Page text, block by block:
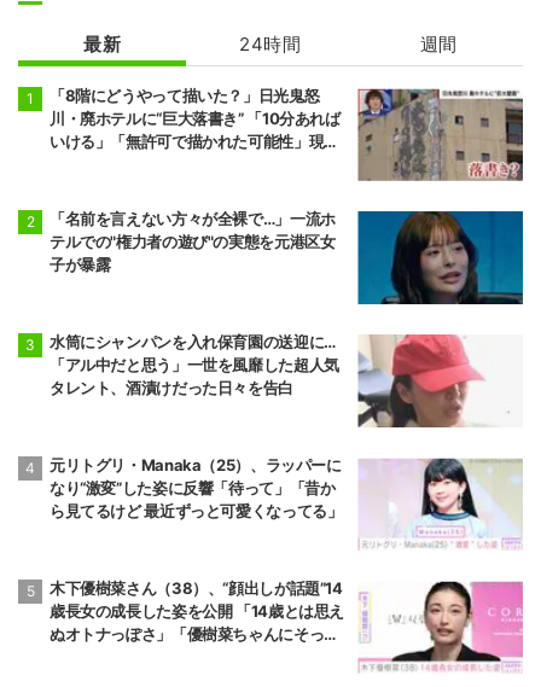
最新 24時間 週間
「8階にどうやって描いた？」日光鬼怒
川・廃ホテルに“巨大落書き” 「10分あれば
いける」「無許可で描かれた可能性」現役
「名前を言えない方々が全裸で…」一流ホ
テルでの"権力者の遊び"の実態を元港区女
子が暴露
水筒にシャンパンを入れ保育園の送迎に…
「アル中だと思う」一世を風靡した超人気
タレント、酒漬けだった日々を告白
元リトグリ・Manaka（25）、ラッパーに
なり“激変”した姿に反響「待って」「昔か
ら見てるけど 最近ずっと可愛くなってる」
木下優樹菜さん（38）、“顔出しが話題”14
歳長女の成長した姿を公開 「14歳とは思え
ぬオトナっぽさ」「優樹菜ちゃんにそっく